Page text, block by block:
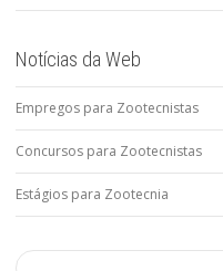
Notícias da Web
Empregos para Zootecnistas
Concursos para Zootecnistas
Estágios para Zootecnia